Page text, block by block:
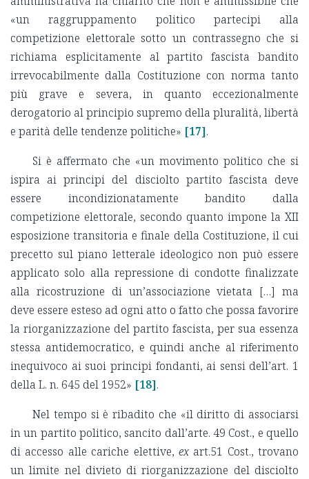
«un raggruppamento politico partecipi alla
competizione elettorale sotto un contrassegno che si
richiama esplicitamente al partito fascista bandito
irrevocabilmente dalla Costituzione con norma tanto
più grave e severa, in quanto eccezionalmente
derogatorio al principio supremo della pluralità, libertà
e parità delle tendenze politiche» [17].
Si è affermato che «un movimento politico che si
ispira ai principi del disciolto partito fascista deve
essere incondizionatamente bandito dalla
competizione elettorale, secondo quanto impone la XII
esposizione transitoria e finale della Costituzione, il cui
precetto sul piano letterale ideologico non può essere
applicato solo alla repressione di condotte finalizzate
alla ricostruzione di un’associazione vietata […] ma
deve essere esteso ad ogni atto o fatto che possa favorire
la riorganizzazione del partito fascista, per sua essenza
stessa antidemocratico, e quindi anche al riferimento
inequivoco ai suoi principi fondanti, ai sensi dell’art. 1
della L. n. 645 del 1952» [18].
Nel tempo si è ribadito che «il diritto di associarsi
in un partito politico, sancito dall’arte. 49 Cost., e quello
di accesso alle cariche elettive, exart.51 Cost., trovano
un limite nel divieto di riorganizzazione del disciolto